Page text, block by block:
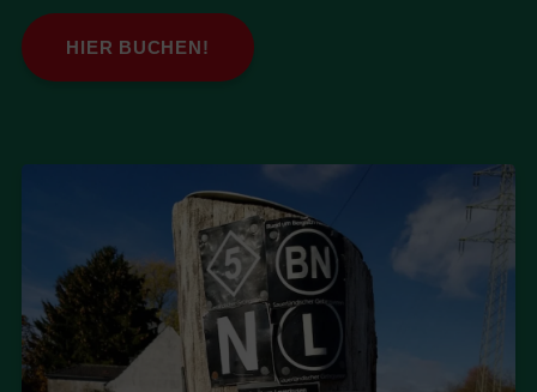
HIER BUCHEN!